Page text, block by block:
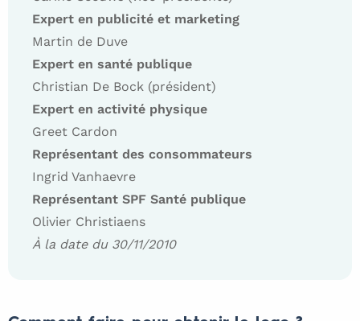
Expert en publicité et marketing
Martin de Duve
Expert en santé publique
Christian De Bock (président)
Expert en activité physique
Greet Cardon
Représentant des consommateurs
Ingrid Vanhaevre
Représentant SPF Santé publique
Olivier Christiaens
À la date du 30/11/2010